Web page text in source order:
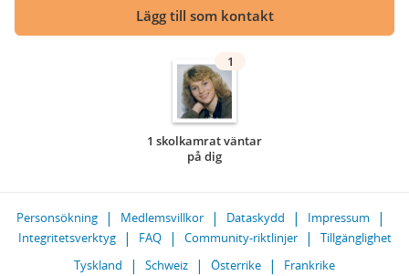
Lägg till som kontakt
1
1 skolkamrat väntar
på dig
Personsökning Medlemsvillkor Dataskydd
Impressum
Integritetsverktyg
FAQ Community-riktlinjer
Tillgänglighet
Tyskland
Schweiz Österrike Frankrike